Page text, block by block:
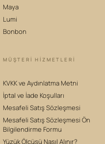
Maya
Lumi
Bonbon
MÜŞTERİ HİZMETLERİ
KVKK ve Aydınlatma Metni
İptal ve İade Koşulları
Mesafeli Satış Sözleşmesi
Mesafeli Satış Sözleşmesi Ön
Bilgilendirme Formu
Yüzük Ölçüsü Nasıl Alınır?